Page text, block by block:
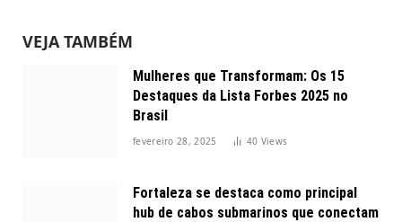
VEJA TAMBÉM
Mulheres que Transformam: Os 15
Destaques da Lista Forbes 2025 no
Brasil
fevereiro 28, 2025 40 Views
Fortaleza se destaca como principal
hub de cabos submarinos que conectam